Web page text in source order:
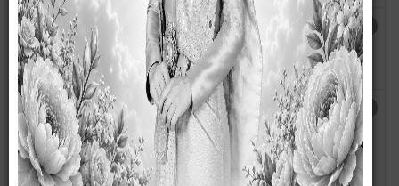
ประกาศองค์การบริหารส่วนตำบลซับสมบูรณ์
เรื่อง รายงานแสดงผลการดำเนินงานไตรมาสที่
4 ประจำปีงบประมาณ พ.ศ. 2564
เขียน
โดย
wanna
ฮิต: 5755
ประกาศ เรื่อง รายงานการเงินประจำปีและ
รายงานผลการตรวจสอบรายงานการเงิน จาก
สำนักตรวจเงินแผ่นดินจังหวัดลพบุรี สำหรับ
ปีงบประมาณ พ.ศ. 2563
เขียน
โดย
wanna
ฮิต: 5910